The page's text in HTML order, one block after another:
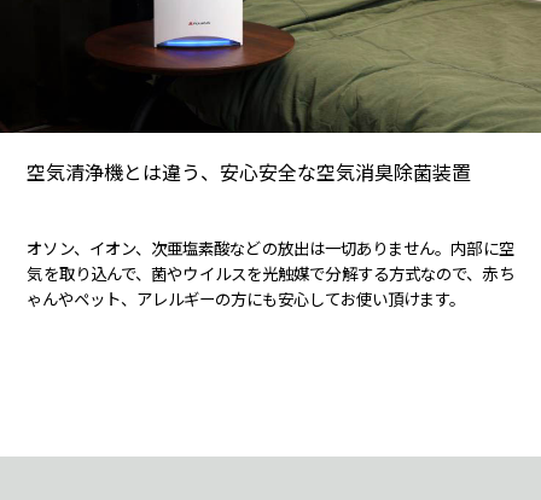
空気清浄機とは違う、安心安全な空気消臭除菌装置
オソン、イオン、次亜塩素酸などの放出は一切ありません。内部に空
気を取り込んで、菌やウイルスを光触媒で分解する方式なので、赤ち
ゃんやペット、アレルギーの方にも安心してお使い頂けます。